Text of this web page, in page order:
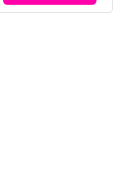
tekvičku za jeden z najlepších